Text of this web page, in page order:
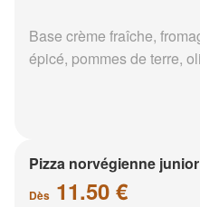
Base crème fraîche,
épicé, pommes de terre,
Pizza norvégienne junior
Dès 11.50 €